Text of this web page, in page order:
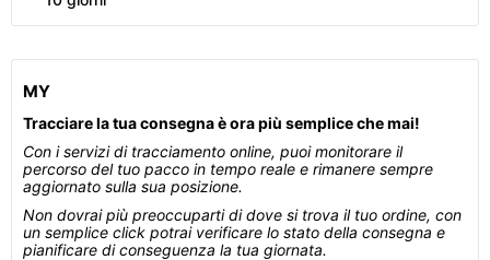
MY
Tracciare la tua consegna è ora più semplice che mai!
Con i servizi di tracciamento online, puoi monitorare il
percorso del tuo pacco in tempo reale e rimanere sempre
aggiornato sulla sua posizione.
Non dovrai più preoccuparti di dove si trova il tuo ordine, con
un semplice click potrai verificare lo stato della consegna e
pianificare di conseguenza la tua giornata.